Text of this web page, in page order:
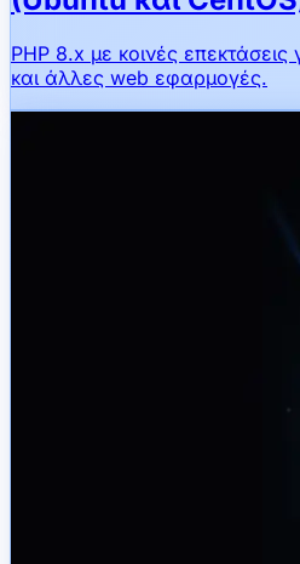
PHP 8.x με κοινές
και άλλες web εφαρμογές.